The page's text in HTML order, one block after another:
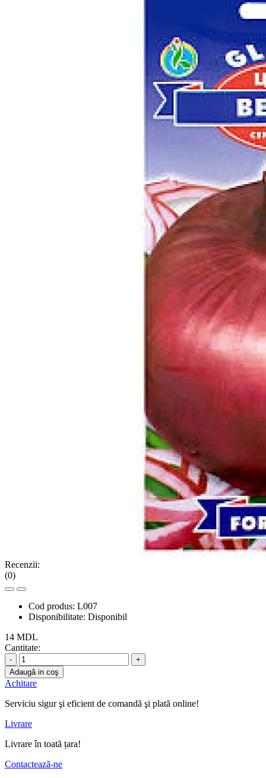
Recenzii:
(0)
Cod produs: L007
Disponibilitate: Disponibil
14 MDL
Cantitate:
-
+
Adaugă in coş
Achitare
Serviciu sigur şi eficient de comandă şi plată online!
Livrare
Livrare în toată țara!
Contactează-ne